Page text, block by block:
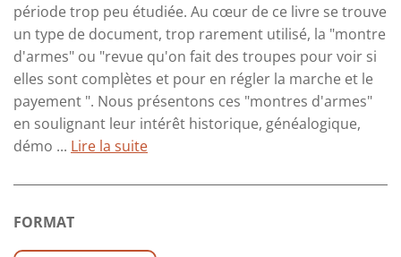
période trop peu étudiée. Au cœur de ce livre se trouve
un type de document, trop rarement utilisé, la "montre
d'armes" ou "revue qu'on fait des troupes pour voir si
elles sont complètes et pour en régler la marche et le
payement ". Nous présentons ces "montres d'armes"
en soulignant leur intérêt historique, généalogique,
démo ... Lire la suite
FORMAT